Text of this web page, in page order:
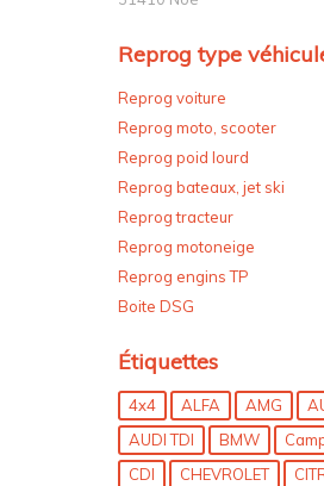
Reprog type
Reprog voiture
Reprog moto, scooter
Reprog poid lourd
Reprog bateaux, jet ski
Reprog tracteur
Reprog motoneige
Reprog engins TP
Boite DSG
Étiquettes
4x4 ALFA AMG
AUDI TDI
BMW
CDI
CHEVROLET